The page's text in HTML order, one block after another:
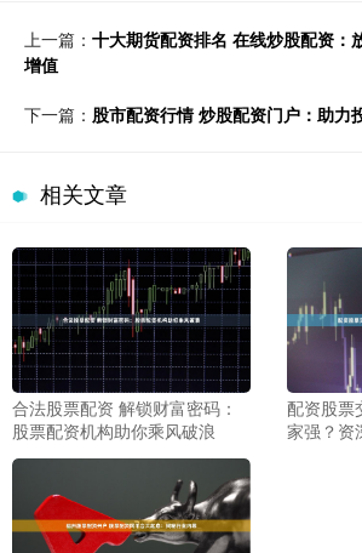
上一篇： 十大期货配资排名 在线炒股配资：
增值
下一篇： 股市配资行情 炒股配资门户：助力
相关文章
合法股票配资 解锁财富密码：
股票配资机构助你乘风破浪
配资股票
家强？资